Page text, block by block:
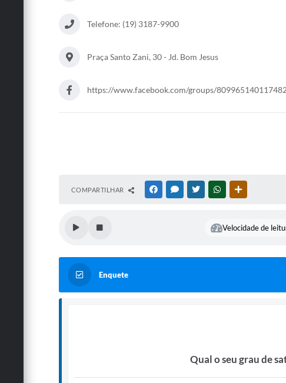
Telefone: (19) 3187-9900
Praça Santo Zani, 30 - Jd. Bom Jesus
https://www.facebook.com/groups/809965140117482
COMPARTILHAR FACEBOOKMESSENGER
TWITTERWHATSAPP
Velocidade de
Enquete
Qual o seu grau de